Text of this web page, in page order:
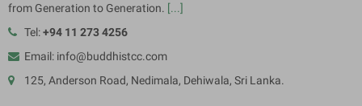
from Generation to Generation. [...]
Tel:+94 11 273 4256
Email: info@buddhistcc.com
125, Anderson Road, Nedimala, Dehiwala, Sri Lanka.